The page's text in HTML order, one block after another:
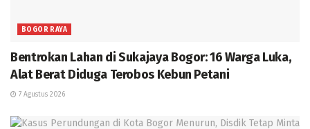
BOGOR RAYA
Bentrokan Lahan di Sukajaya Bogor: 16 Warga Luka,
Alat Berat Diduga Terobos Kebun Petani
7 Agustus 2026